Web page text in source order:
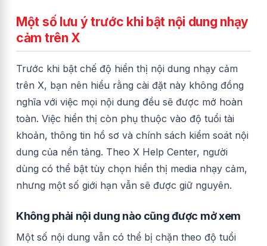
Một số lưu ý trước khi bật nội dung nhạy
cảm trên X
Trước khi bật chế độ hiển thị nội dung nhạy cảm
trên X, bạn nên hiểu rằng cài đặt này không đồng
nghĩa với việc mọi nội dung đều sẽ được mở hoàn
toàn. Việc hiển thị còn phụ thuộc vào độ tuổi tài
khoản, thông tin hồ sơ và chính sách kiểm soát nội
dung của nền tảng. Theo X Help Center, người
dùng có thể bật tùy chọn hiển thị media nhạy cảm,
nhưng một số giới hạn vẫn sẽ được giữ nguyên.
Không phải nội dung nào cũng được mở xem
Một số nội dung vẫn có thể bị chặn theo độ tuổi